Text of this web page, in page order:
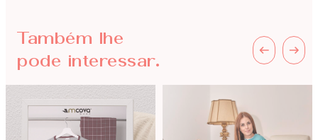
Também lhe
pode interessar.